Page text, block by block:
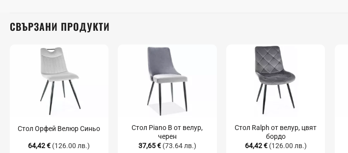
СВЪРЗАНИ ПРОДУКТИ
Стол Орфей Велюр Синьо
64,42€ (126.00 лв.)
Стол Piano B от велур,
черен
37,65€ (73.64 лв.)
Стол Ralph от велур, цвят
бордо
64,42€ (126.00 лв.)